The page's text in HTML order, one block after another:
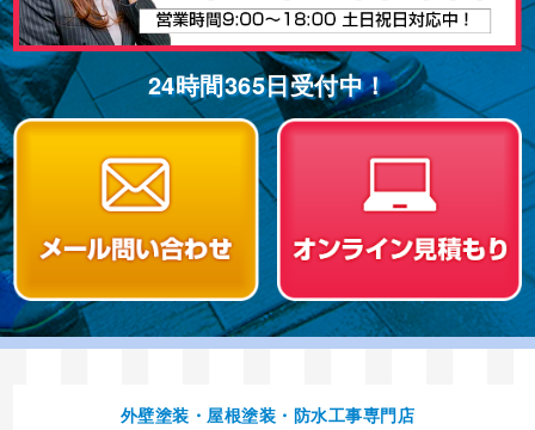
24時間365⽇受付中！
外壁塗装・屋根塗装・防⽔⼯事専⾨店